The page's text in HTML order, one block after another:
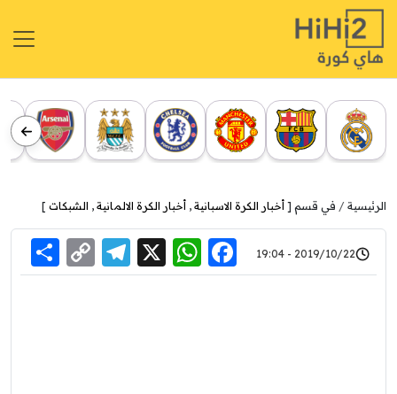
الرئيسية في قسم [ أخبار الكرة الاسبانية , أخبار الكرة الالمانية , الشبكات ]
2019/10/22 - 19:04
Facebook
WhatsApp
X
Link